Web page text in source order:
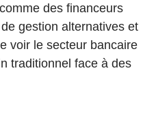
des financeurs
gestion alternatives et
voir le secteur bancaire
traditionnel face à des